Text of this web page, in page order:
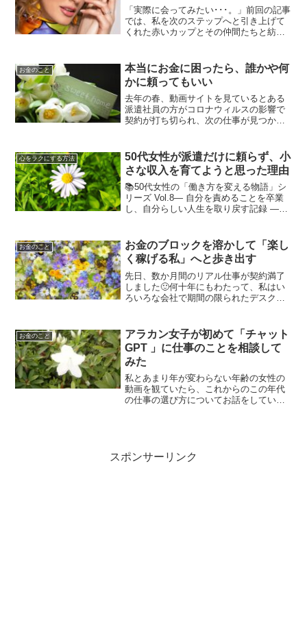
「実際に会ってみたい･･･。」前回の記事
では、私を次のステップへと引き上げて
くれた赤いカップとその仲間たちと紡い
持ちになる方法」（No.2）あの時の私
は、自分を大切にす...
お金のこと
本当にお金に困ったら、誰かや何
かに頼ってもいい
去年の春、動画サイトを見ているとある
派遣社員の方がコロナウィルスの影響で
契約が打ち切られ、次の仕事が見つから
ったため、この方のことがとても気にな
りました。年齢的にも私と...
心をラクにする方法
50代女性が派遣だけに頼らず、小
さな収入を育てようと思った理由
📚50代女性の「働き方を変える物語」シ
リーズ Vol.8― 自分を責めることを卒業
し、自分らしい人生を取り戻す記録 ―私
早い時期から。うすうす感じ始めていた
のです。こ...
お金のこと
お金のブロックを溶かして「楽し
く稼げる私」へと歩き出す
先日、数か月間のリアル仕事が契約満了
しました🙂何十年にもわたって、私はい
ろいろな会社で期間の限られたデスクワ
のなら、すごくいい思い出もありそうな
感じもします。でも仕事を...
お金のこと
アラカン女子が初めて「チャット
GPT 」に仕事のことを相談して
みた
私とあまり年が変わらない年齢の女性の
動画を観ていたら、これからのこの年代
の仕事の選び方についてお話をしていま
スポンサーリンク